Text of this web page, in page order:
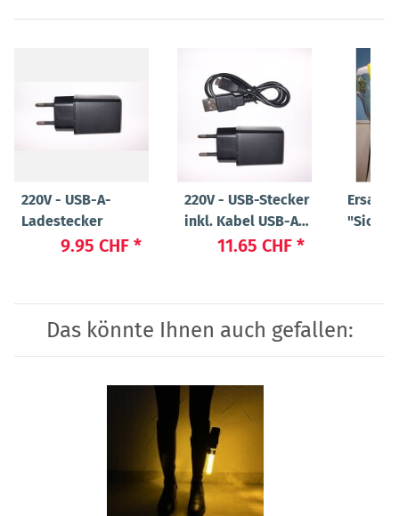
220V - USB-A-
Ladestecker
9.95 CHF *
220V - USB-Stecker
inkl. Kabel USB-A
auf USB Micro
11.65 CHF *
Ersatz
Das könnte Ihnen auch gefallen: